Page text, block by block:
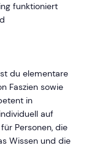
funktioniert
du elementare
Faszien sowie
in
auf
Personen, die
Wissen und die